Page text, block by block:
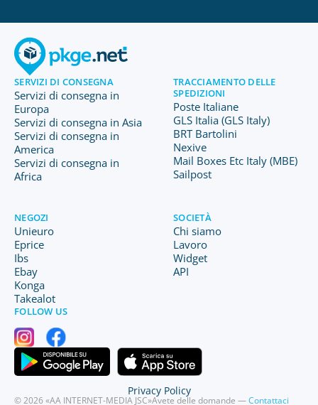
SERVIZI DI CONSEGNA
Servizi di consegna in
Europa
Servizi di consegna in Asia
Servizi di consegna in
America
Servizi di consegna in
Africa
TRACCIAMENTO DELLE
SPEDIZIONI
Poste Italiane
GLS Italia (GLS Italy)
BRT Bartolini
Nexive
Mail Boxes Etc Italy (MBE)
Sailpost
NEGOZI
Unieuro
Eprice
Ibs
Ebay
Konga
Takealot
SOCIETÀ
Chi siamo
Lavoro
Widget
API
FOLLOW US
© 2026 «AA INTERNET-MEDIA JSC»Avete delle domande —Contattaci
Privacy Policy